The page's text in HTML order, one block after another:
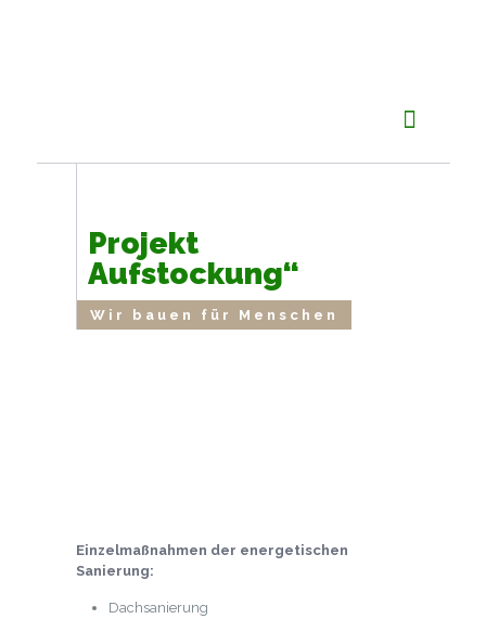
Projekt
Aufstockung“
Wir bauen für Menschen
Einzelmaßnahmen der energetischen
Sanierung:
Dachsanierung